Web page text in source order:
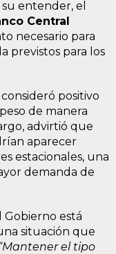
su entender, el
Central
necesario para
previstos para los
consideró positivo
de manera
advirtió que
aparecer
estacionales, una
demanda de
está
situación que
el tipo